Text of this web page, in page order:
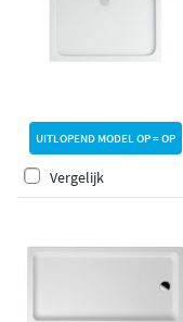
UITLOPEND MODEL OP = OP
Vergelijk